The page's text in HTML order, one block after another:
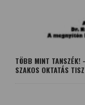
TÖBB MINT TANSZÉK!
SZAKOS OKTATÁS